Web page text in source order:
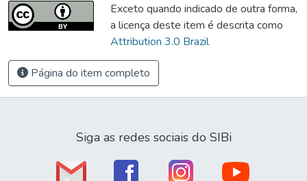
Exceto quando indicado de outra forma,
a licença deste item é descrita como
Attribution 3.0 Brazil
Página do item completo
Siga as redes sociais do SIBi